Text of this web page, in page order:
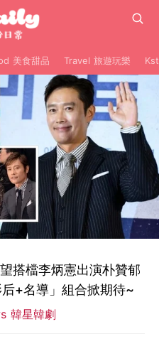
美食甜品 Travel 旅遊玩樂
搭檔李炳憲出演朴贊郁
+名導」組合掀期待~
韓星韓劇